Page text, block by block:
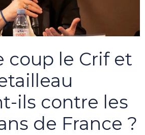
coup le Crif et
ils contre les
de France ?